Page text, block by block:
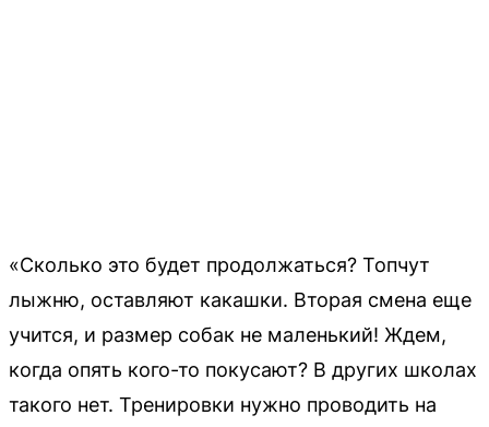
«Сколько это будет продолжаться? Топчут
лыжню, оставляют какашки. Вторая смена еще
учится, и размер собак не маленький! Ждем,
когда опять кого-то покусают? В других школах
такого нет. Тренировки нужно проводить на